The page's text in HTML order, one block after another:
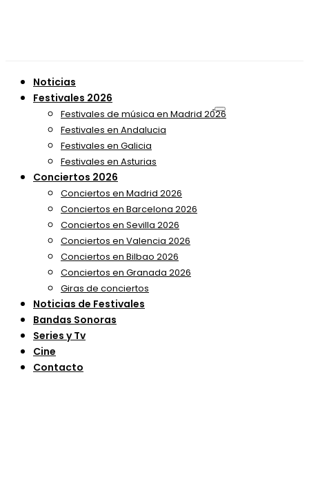
Noticias
Festivales 2026
Festivales de música en Madrid 2026
Festivales en Andalucia
Festivales en Galicia
Festivales en Asturias
Conciertos 2026
Conciertos en Madrid 2026
Conciertos en Barcelona 2026
Conciertos en Sevilla 2026
Conciertos en Valencia 2026
Conciertos en Bilbao 2026
Conciertos en Granada 2026
Giras de conciertos
Noticias de Festivales
Bandas Sonoras
Series y Tv
Cine
Contacto